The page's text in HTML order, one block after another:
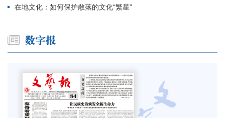
在地文化：如何保护散落的文化“繁星”